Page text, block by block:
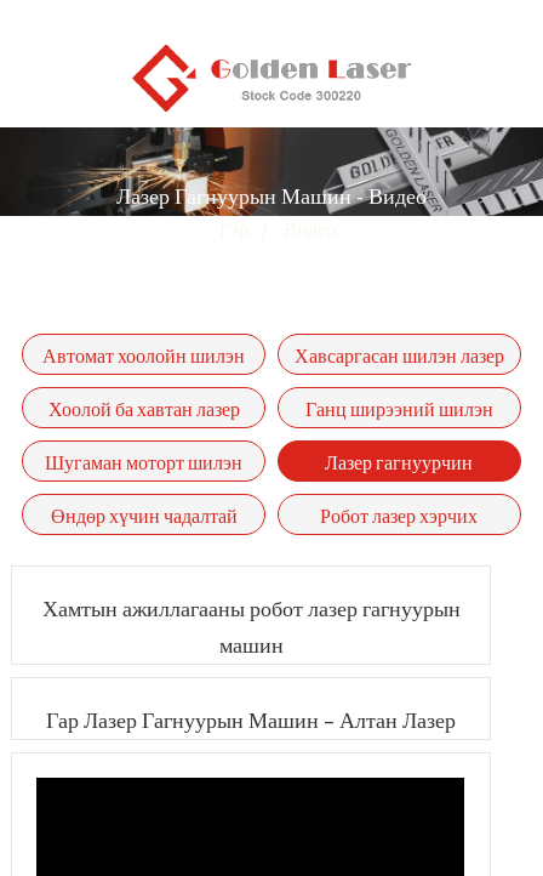
Лазер Гагнуурын Машин - Видео
Автомат хоолойн шилэн
лазер хэрчих машин P-(A)
цуврал
Хавсаргасан шилэн лазер
хэрчих машин
Хоолой ба хавтан лазер
Ганц ширээний шилэн
лазер зүсэх машин GF
цуврал
Шугаман моторт шилэн
лазер хэрчих машин-GF-
Лазер гагнуурчин
Өндөр хүчин чадалтай
Робот лазер хэрчих
Хамтын ажиллагааны робот лазер гагнуурын
машин
Гар Лазер Гагнуурын Машин – Алтан Лазер